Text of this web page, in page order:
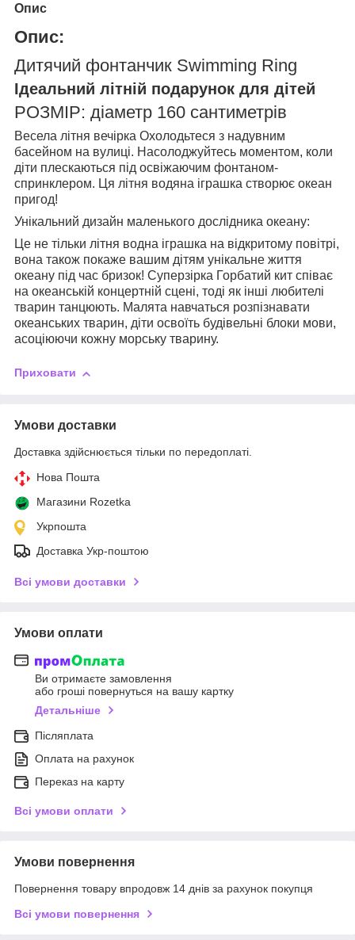
Опис
Опис:
Дитячий фонтанчик Swimming Ring
Ідеальний літній подарунок для дітей
РОЗМІР: діаметр 160 сантиметрів
Весела літня вечірка Охолодьтеся з надувним
басейном на вулиці. Насолоджуйтесь моментом, коли
діти плескаються під освіжаючим фонтаном-
спринклером. Ця літня водяна іграшка створює океан
пригод!
Унікальний дизайн маленького дослідника океану:
Це не тільки літня водна іграшка на відкритому повітрі,
вона також покаже вашим дітям унікальне життя
океану під час бризок! Суперзірка Горбатий кит співає
на океанській концертній сцені, тоді як інші любителі
тварин танцюють. Малята навчаться розпізнавати
океанських тварин, діти освоїть будівельні блоки мови,
асоціюючи кожну морську тварину.
Приховати
Умови доставки
Доставка здійснюється тільки по передоплаті.
Нова Пошта
Магазини Rozetka
Укрпошта
Доставка Укр-поштою
Всі умови доставки
Умови оплати
Ви отримаєте замовлення
або гроші повернуться на вашу картку
Детальніше
Післяплата
Оплата на рахунок
Переказ на карту
Всі умови оплати
Умови повернення
Повернення товару впродовж 14 днів за рахунок покупця
Всі умови повернення